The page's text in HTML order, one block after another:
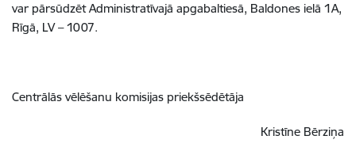
var pārsūdzēt Administratīvajā apgabaltiesā, Baldones ielā 1A,
Rīgā, LV – 1007.
Centrālās vēlēšanu komisijas priekšsēdētāja
Kristīne Bērziņa